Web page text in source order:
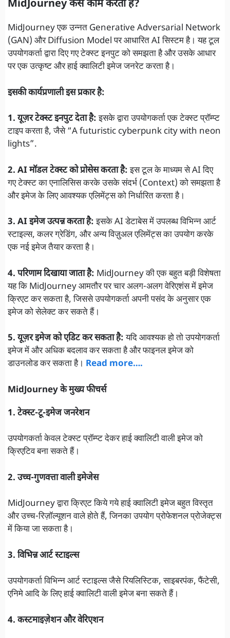
MidJourney कैसे काम करता है?
MidJourney एक उन्नत Generative Adversarial Network
(GAN) और Diffusion Model पर आधारित AI सिस्टम है। यह टूल
उपयोगकर्ता द्वारा दिए गए टेक्स्ट इनपुट को समझता है और उसके आधार
पर एक उत्कृष्ट और हाई क्वालिटी इमेज जनरेट करता है।
इसकी कार्यप्रणाली इस प्रकार है:
1. यूज़र टेक्स्ट इनपुट देता है:इसके द्वारा उपयोगकर्ता एक टेक्स्ट प्रॉम्प्ट
टाइप करता है, जैसे “A futuristic cyberpunk city with neon
lights”.
2. AI मॉडल टेक्स्ट को प्रोसेस करता है:इस टूल के माध्यम से AI दिए
गए टेक्स्ट का एनालिसिस करके उसके संदर्भ (Context) को समझता है
और इमेज के लिए आवश्यक एलिमेंट्स को निर्धारित करता है।
3. AI इमेज उत्पन्न करता है:इसके AI डेटाबेस में उपलब्ध विभिन्न आर्ट
स्टाइल्स, कलर ग्रेडिंग, और अन्य विज़ुअल एलिमेंट्स का उपयोग करके
एक नई इमेज तैयार करता है।
4. परिणाम दिखाया जाता है: MidJourney की एक बहुत बड़ी विशेषता
यह कि MidJourney आमतौर पर चार अलग-अलग वेरिएशंस में इमेज
क्रिएट कर सकता है, जिससे उपयोगकर्ता अपनी पसंद के अनुसार एक
इमेज को सेलेक्ट कर सकते हैं।
5. यूज़र इमेज को एडिट कर सकता है:यदि आवश्यक हो तो उपयोगकर्ता
इमेज में और अधिक बदलाव कर सकता है और फाइनल इमेज को
डाउनलोड कर सकता है। Read more….
MidJourney के मुख्य फीचर्स
1. टेक्स्ट-टू-इमेज जनरेशन
उपयोगकर्ता केवल टेक्स्ट प्रॉम्प्ट देकर हाई क्वालिटी वाली इमेज को
क्रिएटिव बना सकते हैं।
2. उच्च-गुणवत्ता वाली इमेजेस
MidJourney द्वारा क्रिएट किये गये हाई क्वालिटी इमेज बहुत विस्तृत
और उच्च-रिज़ॉल्यूशन वाले होते हैं, जिनका उपयोग प्रोफेशनल प्रोजेक्ट्स
में किया जा सकता है।
3. विभिन्न आर्ट स्टाइल्स
उपयोगकर्ता विभिन्न आर्ट स्टाइल्स जैसे रियलिस्टिक, साइबरपंक, फैंटेसी,
एनिमे आदि के लिए हाई क्वालिटी वाली इमेज बना सकते हैं।
4. कस्टमाइज़ेशन और वेरिएशन